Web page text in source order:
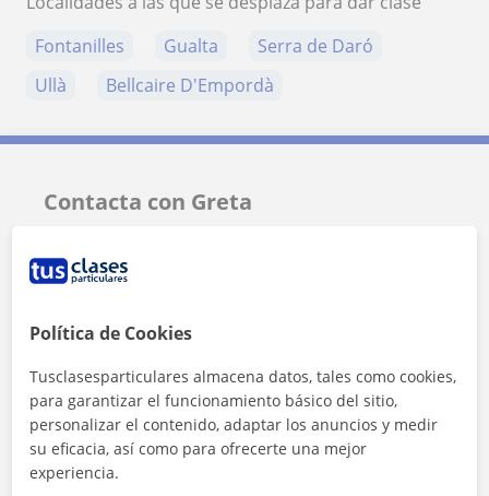
Fontanilles
Gualta
Serra de Daró
Ullà
Bellcaire D'Empordà
Contacta con Greta
Tarifa
Política de Cookies
Tusclasesparticulares almacena datos, tales como cookies,
para garantizar el funcionamiento básico del sitio,
personalizar el contenido, adaptar los anuncios y medir
su eficacia, así como para ofrecerte una mejor
experiencia.